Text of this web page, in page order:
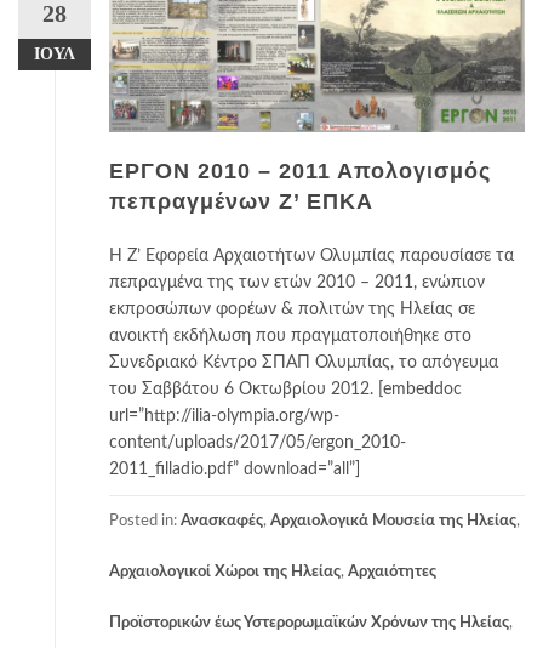
28
ΙΟΎΛ
ΕΡΓΟΝ 2010 – 2011 Απολογισμός
πεπραγμένων Ζ’ ΕΠΚΑ
Η Ζ’ Εφορεία Αρχαιοτήτων Ολυμπίας παρουσίασε τα
πεπραγμένα της των ετών 2010 – 2011, ενώπιον
εκπροσώπων φορέων & πολιτών της Ηλείας σε
ανοικτή εκδήλωση που πραγματοποιήθηκε στο
Συνεδριακό Κέντρο ΣΠΑΠ Ολυμπίας, το απόγευμα
του Σαββάτου 6 Οκτωβρίου 2012. [embeddoc
url=”http://ilia-olympia.org/wp-
content/uploads/2017/05/ergon_2010-
2011_filladio.pdf” download=”all”]
Posted in: Ανασκαφές, Αρχαιολογικά Μουσεία της Ηλείας,
Αρχαιολογικοί Χώροι της Ηλείας, Αρχαιότητες
Προϊστορικών έως Υστερορωμαϊκών Χρόνων της Ηλείας,